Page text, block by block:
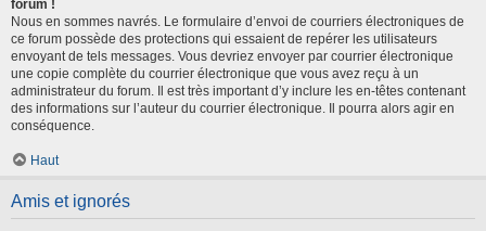
forum !
Nous en sommes navrés. Le formulaire d’envoi de courriers électroniques de
ce forum possède des protections qui essaient de repérer les utilisateurs
envoyant de tels messages. Vous devriez envoyer par courrier électronique
une copie complète du courrier électronique que vous avez reçu à un
administrateur du forum. Il est très important d’y inclure les en-têtes contenant
des informations sur l’auteur du courrier électronique. Il pourra alors agir en
conséquence.
Haut
Amis et ignorés